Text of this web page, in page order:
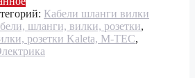
Кабели шланги вилки
шланги, вилки, розетки,
розетки Kaleta, M-TEC,